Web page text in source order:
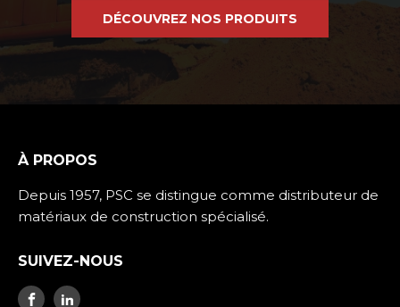
DÉCOUVREZ NOS PRODUITS
À PROPOS
Depuis 1957, PSC se distingue comme distributeur de
matériaux de construction spécialisé.
SUIVEZ-NOUS